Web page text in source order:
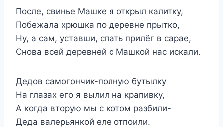
После, свинье Машке я открыл калитку,
Побежала хрюшка по деревне прытко,
Ну, а сам, уставши, спать прилёг в сарае,
Снова всей деревней с Машкой нас искали.
Дедов самогончик-полную бутылку
На глазах его я вылил на крапивку,
А когда вторую мы с котом разбили-
Деда валерьянкой еле отпоили.